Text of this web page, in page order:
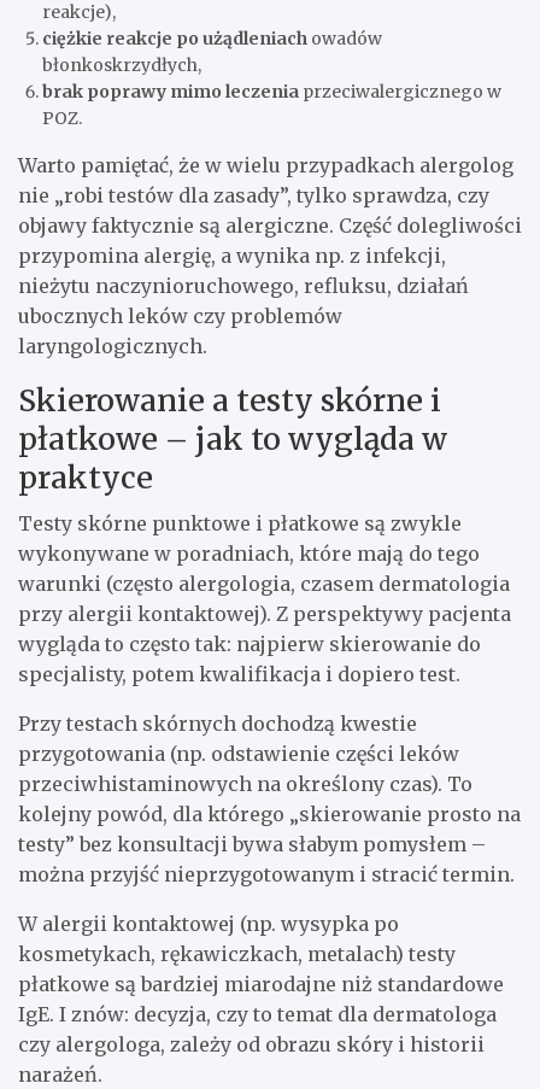
reakcje),
ciężkie reakcje po użądleniach owadów
błonkoskrzydłych,
brak poprawy mimo leczenia przeciwalergicznego w
POZ.
Warto pamiętać, że w wielu przypadkach alergolog
nie „robi testów dla zasady”, tylko sprawdza, czy
objawy faktycznie są alergiczne. Część dolegliwości
przypomina alergię, a wynika np. z infekcji,
nieżytu naczynioruchowego, refluksu, działań
ubocznych leków czy problemów
laryngologicznych.
Skierowanie a testy skórne i
płatkowe – jak to wygląda w
praktyce
Testy skórne punktowe i płatkowe są zwykle
wykonywane w poradniach, które mają do tego
warunki (często alergologia, czasem dermatologia
przy alergii kontaktowej). Z perspektywy pacjenta
wygląda to często tak: najpierw skierowanie do
specjalisty, potem kwalifikacja i dopiero test.
Przy testach skórnych dochodzą kwestie
przygotowania (np. odstawienie części leków
przeciwhistaminowych na określony czas). To
kolejny powód, dla którego „skierowanie prosto na
testy” bez konsultacji bywa słabym pomysłem –
można przyjść nieprzygotowanym i stracić termin.
W alergii kontaktowej (np. wysypka po
kosmetykach, rękawiczkach, metalach) testy
płatkowe są bardziej miarodajne niż standardowe
IgE. I znów: decyzja, czy to temat dla dermatologa
czy alergologa, zależy od obrazu skóry i historii
narażeń.